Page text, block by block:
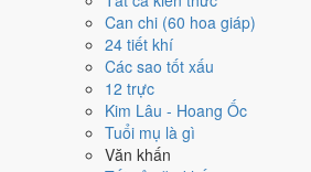
Can chi (60 hoa giáp)
24 tiết khí
Các sao tốt xấu
12 trực
Kim Lâu - Hoang Ốc
Tuổi mụ là gì
Văn khấn
Ngày 27/9/2027 tốt
việc gì?
Ngày 27/9/2027 đạt5.6/10trung bình cho 7
Kết bạn - gặp gỡ (8/10), thấp nhất là
Trực Kiến (ngày khởi sự, mở đầu) nhưng